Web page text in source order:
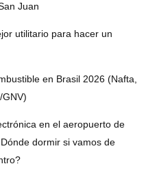
Juan
utilitario para hacer un
en Brasil 2026 (Nafta,
GNV)
en el aeropuerto de
dormir si vamos de